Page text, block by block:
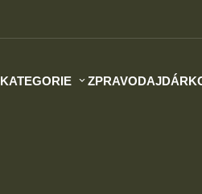
KATEGORIE ZPRAVODAJ